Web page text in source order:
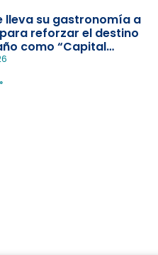
lleva su gastronomía a
reforzar el destino
como “Capital